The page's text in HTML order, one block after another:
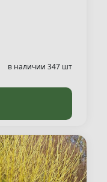
в наличии 347 шт